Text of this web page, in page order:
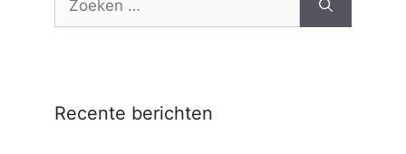
naar:
Recente berichten